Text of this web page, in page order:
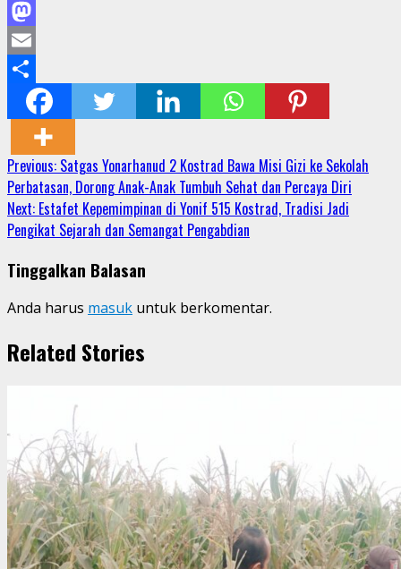
Facebook
Mastodon
Email
Share
Continue
Reading
Previous: Satgas Yonarhanud 2 Kostrad Bawa Misi Gizi ke Sekolah
Perbatasan, Dorong Anak-Anak Tumbuh Sehat dan Percaya Diri
Next: Estafet Kepemimpinan di Yonif 515 Kostrad, Tradisi Jadi
Pengikat Sejarah dan Semangat Pengabdian
Tinggalkan Balasan
Anda harus masuk untuk berkomentar.
Related Stories